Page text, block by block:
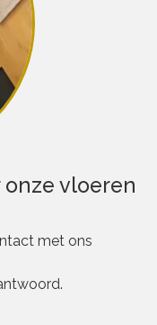
vloeren
met ons